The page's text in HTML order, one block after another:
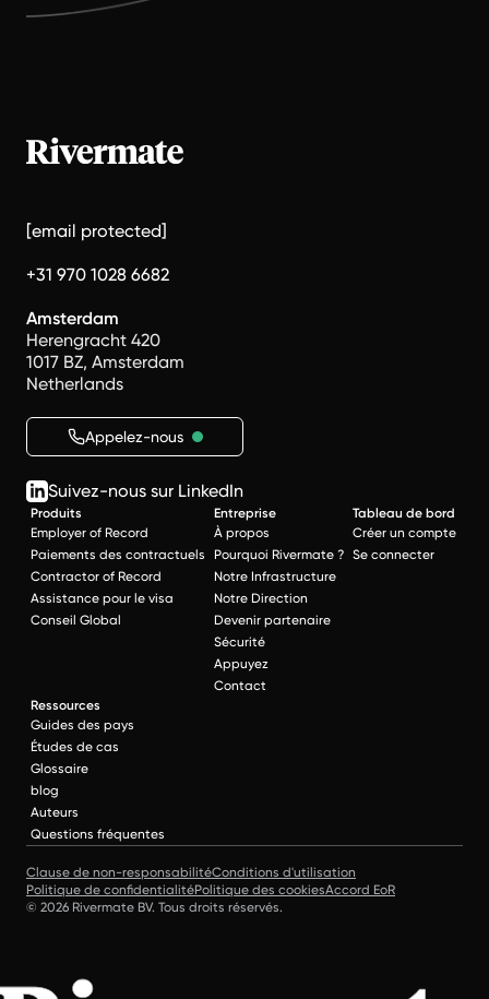
[email protected]
+31 970 1028 6682
Amsterdam
Herengracht 420
1017 BZ, Amsterdam
Netherlands
Appelez-nous
Suivez-nous sur LinkedIn
Produits
Employer of Record
Paiements des contractuels
Contractor of Record
Assistance pour le visa
Conseil Global
Entreprise
À propos
Pourquoi Rivermate ?
Notre Infrastructure
Notre Direction
Devenir partenaire
Sécurité
Appuyez
Contact
Tableau de bord
Créer un compte
Se connecter
Ressources
Guides des pays
Études de cas
Glossaire
blog
Auteurs
Questions fréquentes
Clause de non-responsabilitéConditions d'utilisation
Politique de confidentialitéPolitique des cookiesAccord EoR
© 2026 Rivermate BV. Tous droits réservés.